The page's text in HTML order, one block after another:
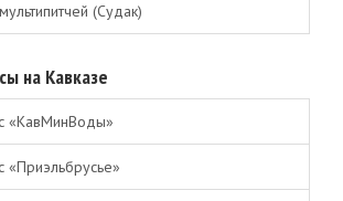
(Судак)
на Кавказе
«КавМинВоды»
«Приэльбрусье»